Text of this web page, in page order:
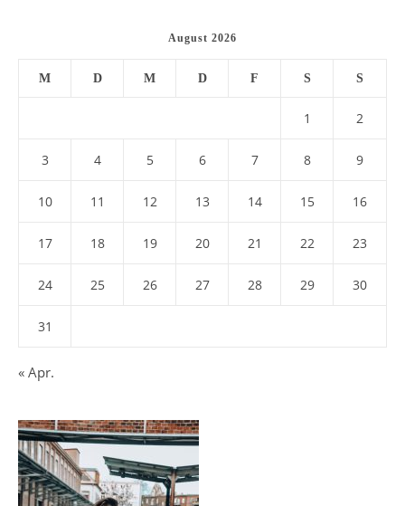
August 2026
M D M D F S S
1 2
3 4 5 6 7 8 9
10 11 12 13 14 15 16
17 18 19 20 21 22 23
24 25 26 27 28 29 30
31
« Apr.